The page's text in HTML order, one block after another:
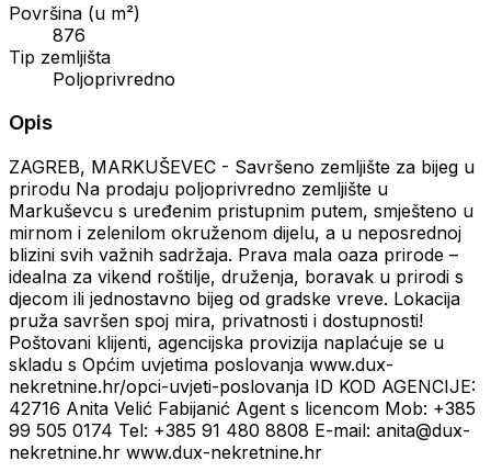
Površina (u m²)
876
Tip zemljišta
Poljoprivredno
Opis
ZAGREB, MARKUŠEVEC - Savršeno zemljište za bijeg u
prirodu Na prodaju poljoprivredno zemljište u
Markuševcu s uređenim pristupnim putem, smješteno u
mirnom i zelenilom okruženom dijelu, a u neposrednoj
blizini svih važnih sadržaja. Prava mala oaza prirode –
idealna za vikend roštilje, druženja, boravak u prirodi s
djecom ili jednostavno bijeg od gradske vreve. Lokacija
pruža savršen spoj mira, privatnosti i dostupnosti!
Poštovani klijenti, agencijska provizija naplaćuje se u
skladu s Općim uvjetima poslovanja www.dux-
nekretnine.hr/opci-uvjeti-poslovanja ID KOD AGENCIJE:
42716 Anita Velić Fabijanić Agent s licencom Mob: +385
99 505 0174 Tel: +385 91 480 8808 E-mail: anita@dux-
nekretnine.hr www.dux-nekretnine.hr